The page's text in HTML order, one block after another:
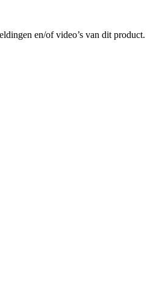
en/of video’s van dit product.